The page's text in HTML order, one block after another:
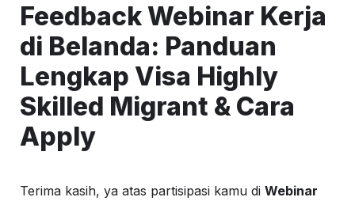
Feedback Webinar Kerja
di Belanda: Panduan
Lengkap Visa Highly
Skilled Migrant & Cara
Apply
Terima kasih, ya atas partisipasi kamu di Webinar